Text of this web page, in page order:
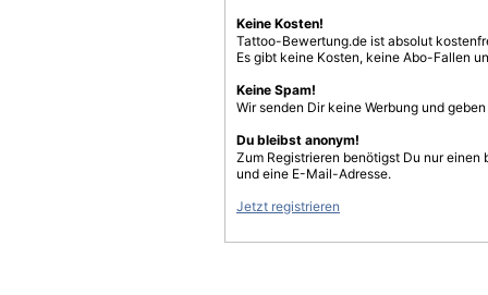
Keine Kosten!
Tattoo-Bewertung.de ist absolut
Es gibt keine Kosten, keine Abo-Fallen
Keine Spam!
Wir senden Dir keine Werbung und
Du bleibst anonym!
Zum Registrieren benötigst Du nur einen
und eine E-Mail-Adresse.
Jetzt registrieren